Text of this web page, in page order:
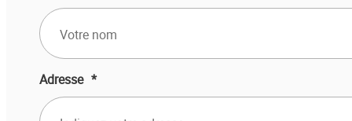
Adresse *